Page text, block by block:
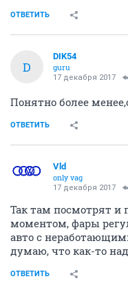
ОТВЕТИТЬ
D
DIK54
guru
17 декабря 2017
Понятно более
ОТВЕТИТЬ
Vld
only vag
17 декабря 2017
Так там посмотрят и
моментом, фары
авто с
думаю, что как-то
ОТВЕТИТЬ